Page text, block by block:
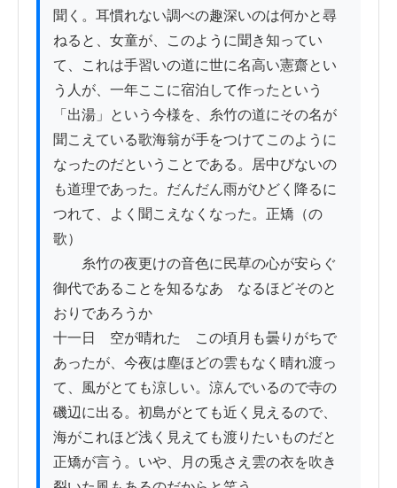
聞く。耳慣れない調べの趣深いのは何かと尋
ねると、女童が、このように聞き知ってい
て、これは手習いの道に世に名高い憲齋とい
う人が、一年ここに宿泊して作ったという
「出湯」という今様を、糸竹の道にその名が
聞こえている歌海翁が手をつけてこのように
なったのだということである。居中びないの
も道理であった。だんだん雨がひどく降るに
つれて、よく聞こえなくなった。正矯（の
歌）
糸竹の夜更けの音色に民草の心が安らぐ
御代であることを知るなあ　なるほどそのと
おりであろうか
十一日　空が晴れた　この頃月も曇りがちで
あったが、今夜は塵ほどの雲もなく晴れ渡っ
て、風がとても涼しい。涼んでいるので寺の
磯辺に出る。初島がとても近く見えるので、
海がこれほど浅く見えても渡りたいものだと
正矯が言う。いや、月の兎さえ雲の衣を吹き